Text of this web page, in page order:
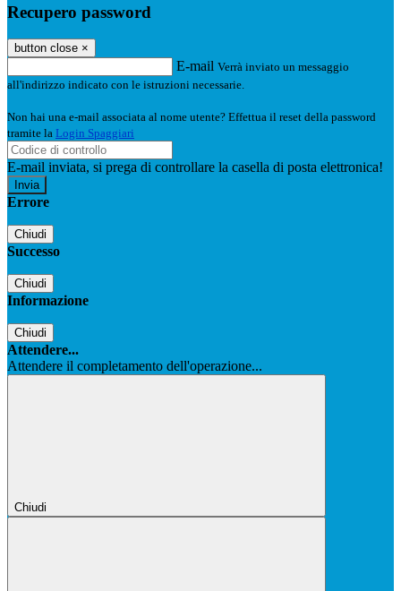
Recupero password
button close ×
E-mail Verrà inviato un messaggio
all'indirizzo indicato con le istruzioni necessarie.
Non hai una e-mail associata al nome utente? Effettua il reset della password
tramite la Login Spaggiari
E-mail inviata, si prega di controllare la casella di posta elettronica!
Errore
Chiudi
Successo
Chiudi
Informazione
Chiudi
Attendere...
Attendere il completamento dell'operazione...
Chiudi